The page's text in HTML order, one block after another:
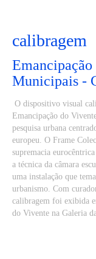
calibragem
Municipais -
O dispositivo visual
Emancipação do
pesquisa urbana
europeu. O Frame
supremacia
a técnica da câmara
uma instalação que
urbanismo. Com
calibragem foi exibida
do Vivente na Galeria